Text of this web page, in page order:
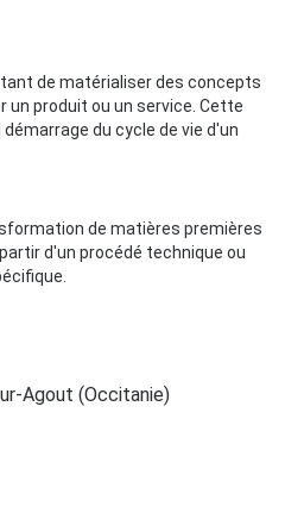
de matérialiser des concepts
un produit ou un service. Cette
du cycle de vie d'un
de matières premières
d'un procédé technique ou
Agout (Occitanie)